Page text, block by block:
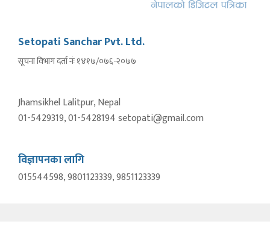
Setopati Sanchar Pvt. Ltd.
सूचना विभाग दर्ता नंः १४१७/०७६-२०७७
Jhamsikhel Lalitpur, Nepal
01-5429319, 01-5428194 setopati@gmail.com
विज्ञापनका लागि
015544598, 9801123339, 9851123339